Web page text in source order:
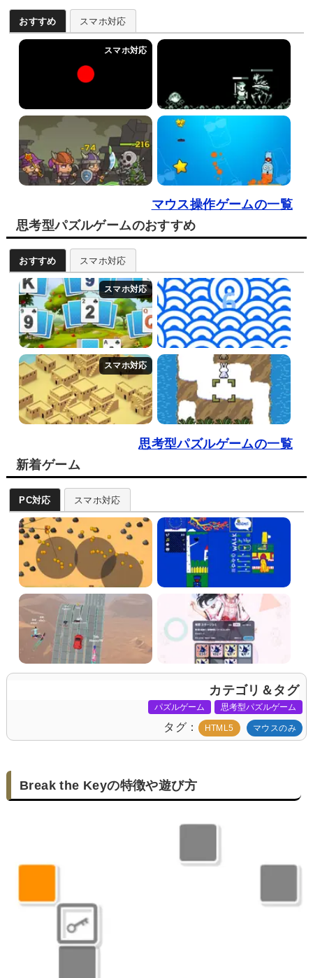
おすすめ スマホ対応
マウス操作ゲームの一覧
思考型パズルゲームのおすすめ
おすすめ スマホ対応
思考型パズルゲームの一覧
新着ゲーム
PC対応 スマホ対応
カテゴリ＆タグ
パズルゲーム 思考型パズルゲーム
タグ HTML5 マウスのみ
Break the Keyの特徴や遊び方